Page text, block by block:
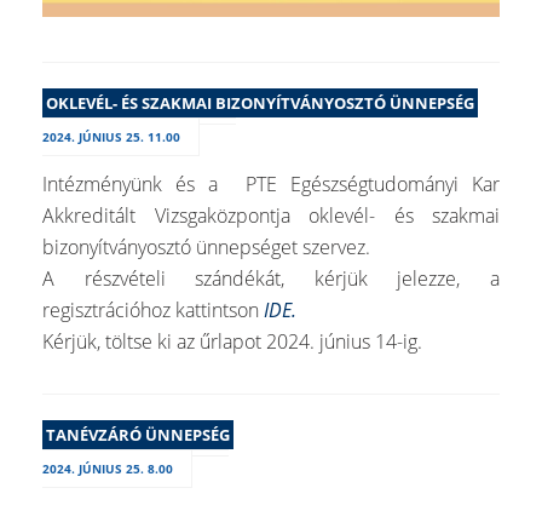
OKLEVÉL- ÉS SZAKMAI BIZONYÍTVÁNYOSZTÓ ÜNNEPSÉG
2024. JÚNIUS 25. 11.00
Intézményünk és a PTE Egészségtudományi Kar
Akkreditált Vizsgaközpontja oklevél- és szakmai
bizonyítványosztó ünnepséget szervez.
A részvételi szándékát, kérjük jelezze, a
regisztrációhoz kattintsonIDE.
Kérjük, töltse ki az űrlapot 2024. június 14-ig.
TANÉVZÁRÓ ÜNNEPSÉG
2024. JÚNIUS 25. 8.00